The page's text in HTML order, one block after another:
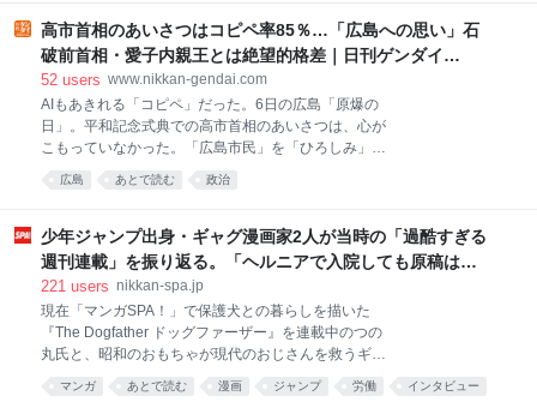
人たちに率直な思いを伺うと、“雑魚寝は体が痛くな
る”“プライバシーへの配慮は十分ではない”という声が
多く聞か
い。 「任天堂はこの男を雇うべきだ！」あわせて読み
たい『ゼルダの伝説 時のオカリナ』のリメイクが正式
発表 情報は少ないながらリンクの姿が解禁、2026年
間は男であれ女であれ、どこにも存在しない。この
「この男を雇え」という叫びのほとんどは、皮肉や嘲
笑を込めて使われるものだ。フレームレートが不安定
でシェーダーのコンパイル画面が挟まるような、
社
高市首相のあいさつはコピペ率85％…「広島への思い」石
破前首相・愛子内親王とは絶望的格差｜日刊ゲンダイ
DIGITAL
52 users www.nikkan-gendai.com
AIもあきれる「コピペ」だった。6日の広島「原爆の
日」。平和記念式典での高市首相のあいさつは、心が
こもっていなかった。「広島市民」を「ひろしみ」と
噛んだだけじゃない。相変わらずの定型文を読み上げ
たからだ。 高市首相が「政治の師」と仰ぐ安倍元首相
を比較させると、類似性は「85％」と判定した。〈唯
一の戦争被爆国として「核兵器のない世界」の実現に
向け〉〈「非核三原則」を堅持〉との表現は完全一
ぎない。 前任者は違った。昨年のあいさつの結びで、
石破前首相は「原爆歌人」と呼ばれた正田篠枝の短歌
を2度繰り返した。 「太き骨は先生ならむ そのそばに
小さきあたまの骨 あつまれり」 昨年は原爆投下から
広島 あとで読む 政治
少年ジャンプ出身・ギャグ漫画家2人が当時の「過酷すぎる
週刊連載」を振り返る。「ヘルニアで入院しても原稿は落
とさない」ストイックな舞台裏 | 日刊SPA!
221 users nikkan-spa.jp
現在「マンガSPA！」で保護犬との暮らしを描いた
『The Dogfather ドッグファーザー』を連載中のつの
丸氏と、昭和のおもちゃが現代のおじさんを救うギャ
グ漫画『令和のおもちゃ ウーピン』を連載する大石浩
二氏。8月4日には、上記2作品の第1巻が同時発売され
マンガ あとで読む 漫画 ジャンプ 労働 インタビュー